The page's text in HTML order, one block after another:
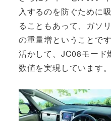
入するのを防ぐために
ることもあって、ガソ
の重量増ということで
活かして、JC08モード
数値を実現しています。